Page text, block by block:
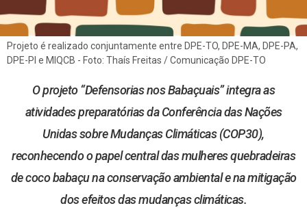
Resoluções
Portarias
Pautas de Julgamentos
Consulta de Precedentes
Revista Adsumus
Projeto é realizado conjuntamente entre DPE-TO, DPE-MA, DPE-PA,
DPE-PI e MIQCB - Foto: Thaís Freitas / Comunicação DPE-TO
O projeto “Defensorias nos Babaçuais” integra as
atividades preparatórias da Conferência das Nações
Unidas sobre Mudanças Climáticas (COP30),
reconhecendo o papel central das mulheres quebradeiras
de coco babaçu na conservação ambiental e na mitigação
dos efeitos das mudanças climáticas.